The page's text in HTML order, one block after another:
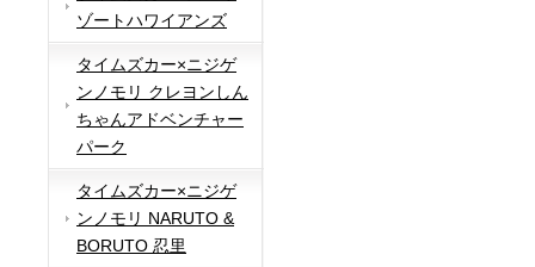
ゾートハワイアンズ
タイムズカー×ニジゲ
ンノモリ クレヨンしん
ちゃんアドベンチャー
パーク
タイムズカー×ニジゲ
ンノモリ NARUTO &
BORUTO 忍里